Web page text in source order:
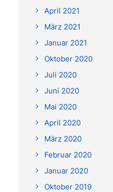
April 2021
März 2021
Januar 2021
Oktober 2020
Juli 2020
Juni 2020
Mai 2020
April 2020
März 2020
Februar 2020
Januar 2020
Oktober 2019